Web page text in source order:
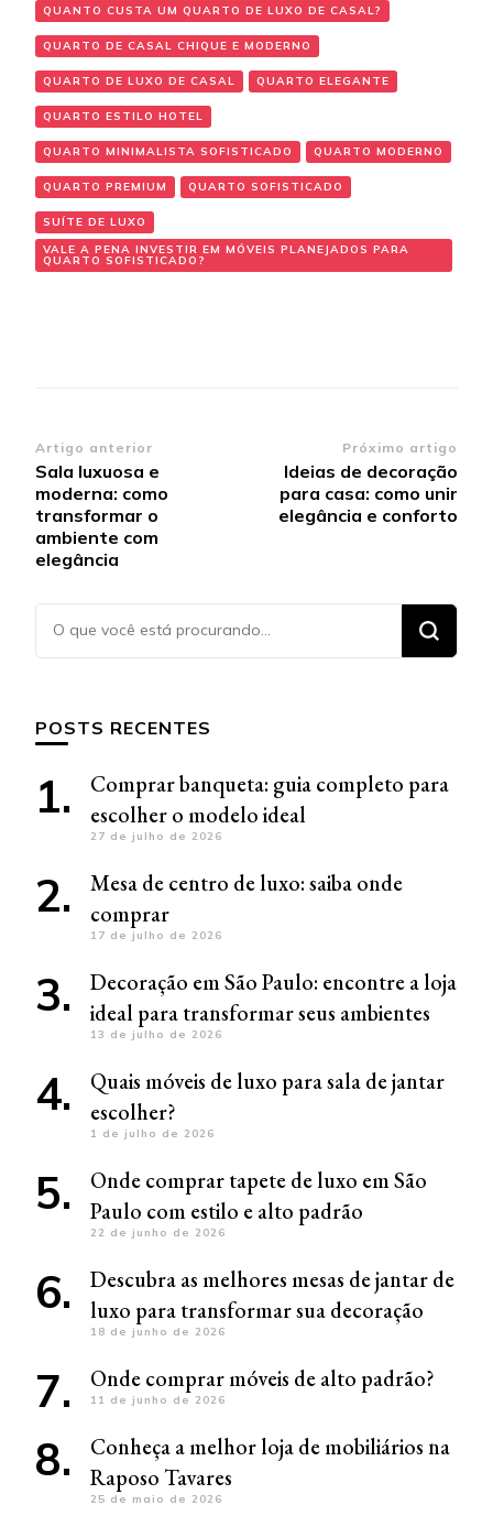
QUANTO CUSTA UM QUARTO DE LUXO DE CASAL?
QUARTO DE CASAL CHIQUE E MODERNO
QUARTO DE LUXO DE CASAL QUARTO ELEGANTE
QUARTO ESTILO HOTEL
QUARTO MINIMALISTA SOFISTICADO QUARTO MODERNO
QUARTO PREMIUM QUARTO SOFISTICADO
SUÍTE DE LUXO
VALE A PENA INVESTIR EM MÓVEIS PLANEJADOS PARA
QUARTO SOFISTICADO?
Navegação de post
Artigo anterior
Sala luxuosa e
moderna: como
transformar o
ambiente com
elegância
Próximo artigo
Ideias de decoração
para casa: como unir
elegância e conforto
POSTS RECENTES
Comprar banqueta: guia completo para
escolher o modelo ideal
27 de julho de 2026
Mesa de centro de luxo: saiba onde
comprar
17 de julho de 2026
Decoração em São Paulo: encontre a loja
ideal para transformar seus ambientes
13 de julho de 2026
Quais móveis de luxo para sala de jantar
escolher?
1 de julho de 2026
Onde comprar tapete de luxo em São
Paulo com estilo e alto padrão
22 de junho de 2026
Descubra as melhores mesas de jantar de
luxo para transformar sua decoração
18 de junho de 2026
Onde comprar móveis de alto padrão?
11 de junho de 2026
Conheça a melhor loja de mobiliários na
Raposo Tavares
25 de maio de 2026